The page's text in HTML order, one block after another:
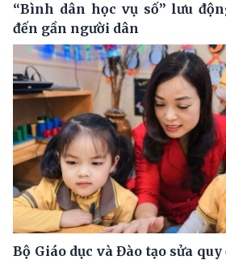
“Bình dân học vụ số” lưu
đến gần người dân
Bộ Giáo dục và Đào tạo sửa